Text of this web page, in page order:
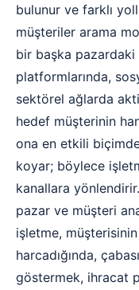
bulunur ve farklı
müşteriler arama
bir başka
platformlarında,
sektörel ağlarda
hedef müşterinin
ona en etkili
koyar; böylece
kanallara
pazar ve müşteri
işletme,
harcadığında,
göstermek, ihracat